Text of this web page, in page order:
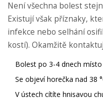
Není všechna bolest
Existují však příznaky,
infekce nebo selhání
kostí). Okamžitě
Bolest po 3-4 dnech
Se objeví horečka nad 38
V ústech cítíte hnisavou